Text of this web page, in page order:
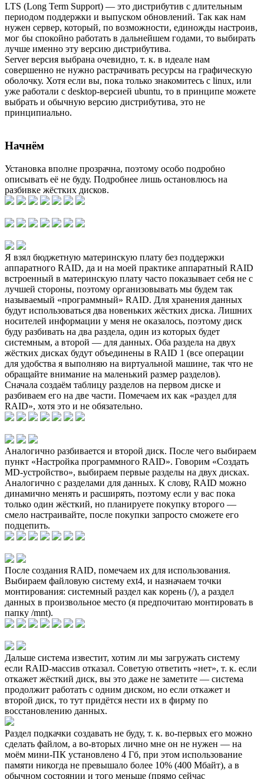
LTS (Long Term Support) — это дистрибутив с длительным
периодом поддержки и выпуском обновлений. Так как нам
нужен сервер, который, по возможности, единожды настроив,
мог бы спокойно работать в дальнейшем годами, то выбирать
лучше именно эту версию дистрибутива.
Server версия выбрана очевидно, т. к. в идеале нам
совершенно не нужно растрачивать ресурсы на графическую
оболочку. Хотя если вы, пока только знакомитесь с linux, или
уже работали с desktop-версией ubuntu, то в принципе можете
выбрать и обычную версию дистрибутива, это не
принципиально.
Начнём
Установка вполне прозрачна, поэтому особо подробно
описывать её не буду. Подробнее лишь остановлюсь на
разбивке жёстких дисков.
Я взял бюджетную материнскую плату без поддержки
аппаратного RAID, да и на моей практике аппаратный RAID
встроенный в материнскую плату часто показывает себя не с
лучшей стороны, поэтому организовывать мы будем так
называемый «программный» RAID. Для хранения данных
будут использоваться два новеньких жёстких диска. Лишних
носителей информации у меня не оказалось, поэтому диск
буду разбивать на два раздела, один из которых будет
системным, а второй — для данных. Оба раздела на двух
жёстких дисках будут объединены в RAID 1 (все операции
для удобства я выполняю на виртуальной машине, так что не
обращайте внимание на маленький размер разделов).
Сначала создаём таблицу разделов на первом диске и
разбиваем его на две части. Помечаем их как «раздел для
RAID», хотя это и не обязательно.
Аналогично разбивается и второй диск. После чего выбираем
пункт «Настройка программного RAID». Говорим «Создать
MD-устройство», выбираем первые разделы на двух дисках.
Аналогично с разделами для данных. К слову, RAID можно
динамично менять и расширять, поэтому если у вас пока
только один жёсткий, но планируете покупку второго —
смело настраивайте, после покупки запросто сможете его
подцепить.
После создания RAID, помечаем их для использования.
Выбираем файловую систему ext4, и назначаем точки
монтирования: системный раздел как корень (/), а раздел
данных в произвольное место (я предпочитаю монтировать в
папку /mnt).
Дальше система известит, хотим ли мы загружать систему
если RAID-массив отказал. Советую ответить «нет», т. к. если
откажет жёсткий диск, вы это даже не заметите — система
продолжит работать с одним диском, но если откажет и
второй диск, то тут придётся нести их в фирму по
восстановлению данных.
Раздел подкачки создавать не буду, т. к. во-первых его можно
сделать файлом, а во-вторых лично мне он не нужен — на
моём мини-ПК установлено 4 Гб, при этом использование
памяти никогда не превышало более 10% (400 Мбайт), а в
обычном состоянии и того меньше (прямо сейчас